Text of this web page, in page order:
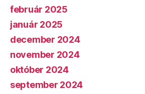
február 2025
január 2025
december 2024
november 2024
október 2024
september 2024